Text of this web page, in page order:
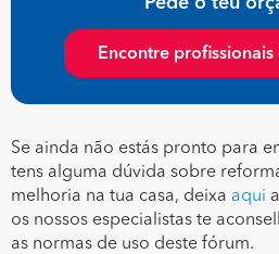
Encontre
Se ainda não estás pronto para
tens alguma dúvida sobre
melhoria na tua casa, deixa aqui
os nossos especialistas te
as normas de uso deste fórum.